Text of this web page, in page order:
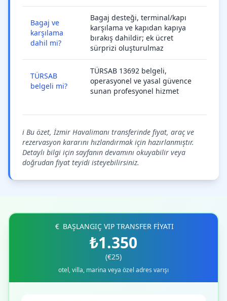
Bagaj ve
karşılama
dahil mi?
Bagaj desteği, terminal/kapı
karşılama ve kapıdan kapıya
bırakış dahildir; ek ücret
sürprizi oluşturulmaz
TÜRSAB
belgeli mi?
TÜRSAB 13692 belgeli,
operasyonel ve yasal güvence
sunan profesyonel hizmet
ℹ️ Bu özet, İzmir Havalimanı transferinde fiyat, araç ve
rezervasyon kararını hızlandırmak için hazırlanmıştır.
Detaylı bilgi için sayfanın devamını okuyabilir veya
doğrudan fiyat teyidi isteyebilirsiniz.
BAŞLANGIÇ VIP TRANSFER FİYATI
₺1.350
(€25)
otel, villa, marina veya özel adres varışı